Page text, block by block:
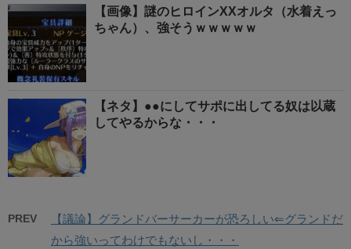
【画像】謎のヒロインXXオルタ（水着えっ
ちゃん）、強そうｗｗｗｗｗ
【ネタ】●●にしてサポに出してる奴は以蔵
してやるからな・・・
PREV
【議論】グランドバーサーカーが恐ろしい⇐グランドだ
から強いってわけでもないし・・・